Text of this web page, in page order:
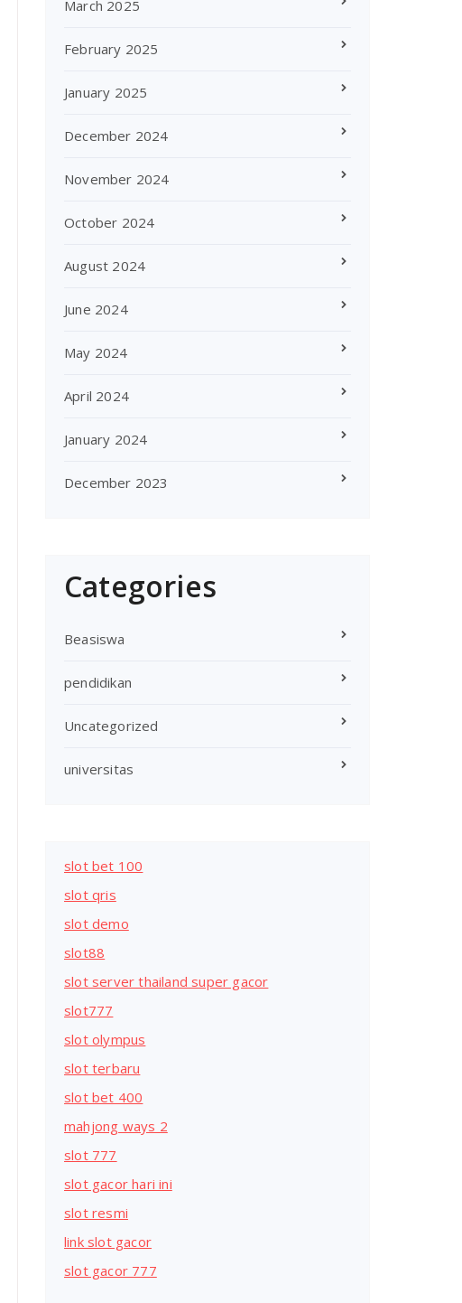
March 2025
February 2025
January 2025
December 2024
November 2024
October 2024
August 2024
June 2024
May 2024
April 2024
January 2024
December 2023
Categories
Beasiswa
pendidikan
Uncategorized
universitas
slot bet 100
slot qris
slot demo
slot88
slot server thailand super gacor
slot777
slot olympus
slot terbaru
slot bet 400
mahjong ways 2
slot 777
slot gacor hari ini
slot resmi
link slot gacor
slot gacor 777